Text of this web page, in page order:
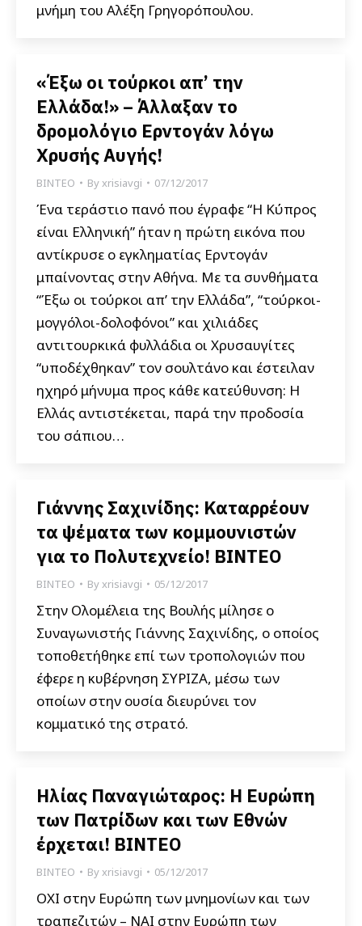
μνήμη του Αλέξη Γρηγορόπουλου.
«Έξω οι τούρκοι απ’ την
Ελλάδα!» – Άλλαξαν το
δρομολόγιο Ερντογάν λόγω
Χρυσής Αυγής!
ΒΙΝΤΕΟ Byxrisiavgi 07/12/2017
Ένα τεράστιο πανό που έγραφε “Η Κύπρος
είναι Ελληνική” ήταν η πρώτη εικόνα που
αντίκρυσε ο εγκληματίας Ερντογάν
μπαίνοντας στην Αθήνα. Με τα συνθήματα
“Έξω οι τούρκοι απ’ την Ελλάδα”, “τούρκοι-
μογγόλοι-δολοφόνοι” και χιλιάδες
αντιτουρκικά φυλλάδια οι Χρυσαυγίτες
“υποδέχθηκαν” τον σουλτάνο και έστειλαν
ηχηρό μήνυμα προς κάθε κατεύθυνση: Η
Ελλάς αντιστέκεται, παρά την προδοσία
του σάπιου…
Γιάννης Σαχινίδης: Καταρρέουν
τα ψέματα των κομμουνιστών
για το Πολυτεχνείο! ΒΙΝΤΕΟ
ΒΙΝΤΕΟ Byxrisiavgi 05/12/2017
Στην Ολομέλεια της Βουλής μίλησε ο
Συναγωνιστής Γιάννης Σαχινίδης, ο οποίος
τοποθετήθηκε επί των τροπολογιών που
έφερε η κυβέρνηση ΣΥΡΙΖΑ, μέσω των
οποίων στην ουσία διευρύνει τον
κομματικό της στρατό.
Ηλίας Παναγιώταρος: Η Ευρώπη
των Πατρίδων και των Εθνών
έρχεται! ΒΙΝΤΕΟ
ΒΙΝΤΕΟ Byxrisiavgi 05/12/2017
ΟΧΙ στην Ευρώπη των μνημονίων και των
τραπεζιτών – ΝΑΙ στην Ευρώπη των